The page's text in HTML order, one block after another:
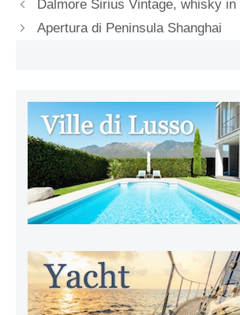
Dalmore Sirius Vintage, whisky
Apertura di Peninsula Shanghai